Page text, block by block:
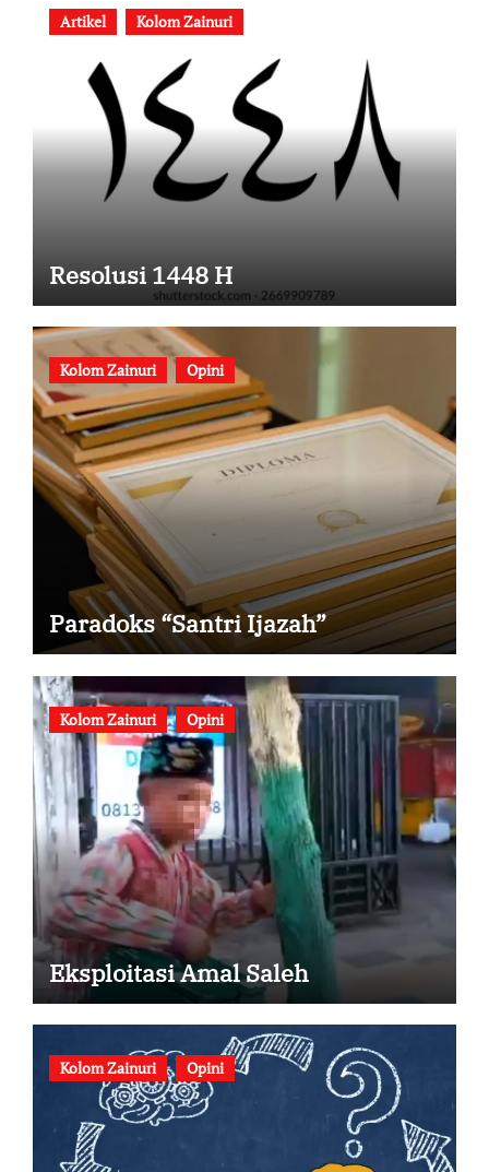
Artikel Kolom Zainuri
Resolusi 1448 H
Kolom Zainuri Opini
Paradoks “Santri Ijazah”
Kolom Zainuri Opini
Eksploitasi Amal Saleh
Kolom Zainuri Opini